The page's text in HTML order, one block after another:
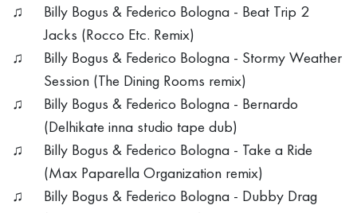
Billy Bogus & Federico Bologna - Beat Trip 2
Jacks (Rocco Etc. Remix)
Billy Bogus & Federico Bologna - Stormy Weather
Session (The Dining Rooms remix)
Billy Bogus & Federico Bologna - Bernardo
(Delhikate inna studio tape dub)
Billy Bogus & Federico Bologna - Take a Ride
(Max Paparella Organization remix)
Billy Bogus & Federico Bologna - Dubby Drag